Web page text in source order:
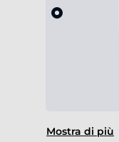
Mostra di più